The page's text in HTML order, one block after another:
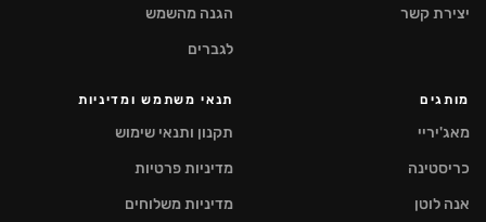
יצירת קשר
הגנה מהשמש
לגברים
מותגים
מאג'יריי
כריסטינה
אנה לוטן
תנאי משתמש ומדיניות
תקנון ותנאי שימוש
מדיניות פרטיות
מדיניות משלוחים